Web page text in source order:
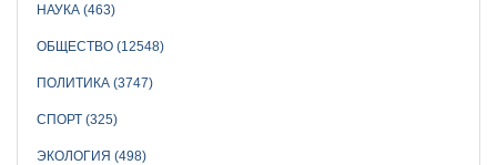
НАУКА (463)
ОБЩЕСТВО (12548)
ПОЛИТИКА (3747)
СПОРТ (325)
ЭКОЛОГИЯ (498)